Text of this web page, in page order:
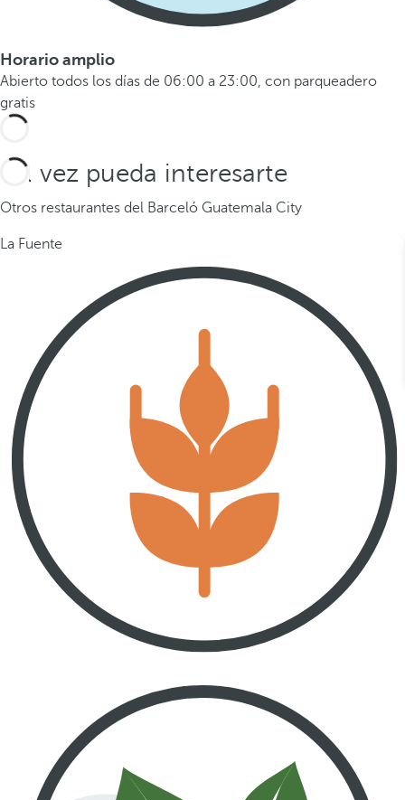
Horario amplio
Abierto todos los días de 06:00 a 23:00, con parqueadero
gratis
Tal vez pueda interesarte
Otros restaurantes del Barceló Guatemala City
La Fuente